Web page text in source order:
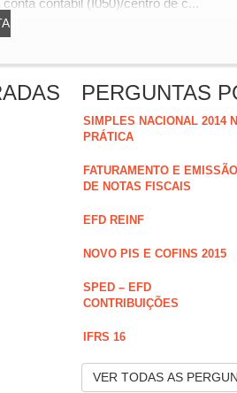
contábil (I050)/centro de c...
PERGUNTAS
SIMPLES NACIONAL 2014
PRÁTICA
FATURAMENTO E EMISSÃO
DE NOTAS FISCAIS
EFD REINF
NOVO PIS E COFINS 2015
SPED – EFD
CONTRIBUIÇÕES
IFRS 16
VER TODAS AS